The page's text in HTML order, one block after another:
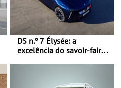
DS n.º 7 Élysée: a
excelência do savoir-faire